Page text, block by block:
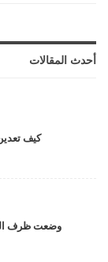
أحدث المقالات
كيف
وضعت ظرف